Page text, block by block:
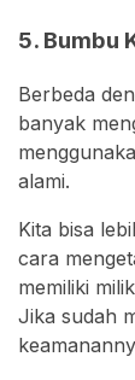
5. Bumbu
Berbeda
banyak
alami.
Kita bisa
cara
memiliki
Jika sudah